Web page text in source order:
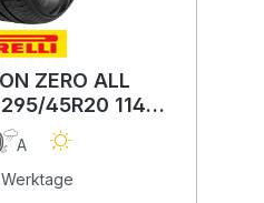
ZERO ALL
45R20 114V
A